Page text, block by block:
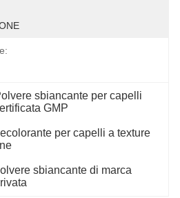
sbiancante per capelli
GMP
per capelli a texture
sbiancante di marca